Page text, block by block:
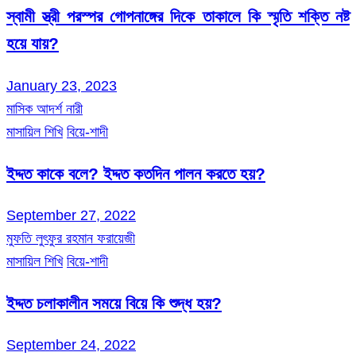
স্বামী স্ত্রী পরস্পর গোপনাঙ্গের দিকে তাকালে কি স্মৃতি শক্তি নষ্ট
হয়ে যায়?
January 23, 2023
মাসিক আদর্শ নারী
মাসায়িল শিখি বিয়ে-শাদী
ইদ্দত কাকে বলে? ইদ্দত কতদিন পালন করতে হয়?
September 27, 2022
মুফতি লুৎফুর রহমান ফরায়েজী
মাসায়িল শিখি বিয়ে-শাদী
ইদ্দত চলাকালীন সময়ে বিয়ে কি শুদ্ধ হয়?
September 24, 2022